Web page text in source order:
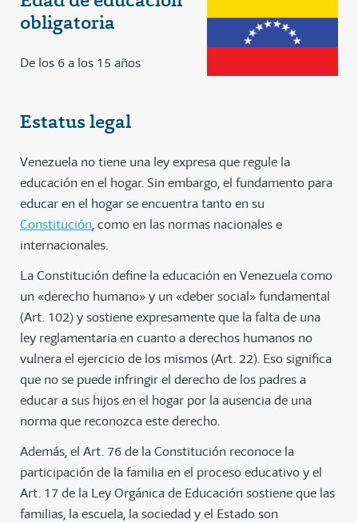
obligatoria
De los 6 a los 15 años
Estatus legal
Venezuela no tiene una ley expresa que regule la
educación en el hogar. Sin embargo, el fundamento para
educar en el hogar se encuentra tanto en su
Constitución, como en las normas nacionales e
internacionales.
La Constitución define la educación en Venezuela como
un «derecho humano»y un «deber social»fundamental
(Art. 102) y sostiene expresamente que la falta de una
ley reglamentaria en cuanto a derechos humanos no
vulnera el ejercicio de los mismos (Art. 22). Eso significa
que no se puede infringir el derecho de los padres a
educar a sus hijos en el hogar por la ausencia de una
norma que reconozca este derecho.
Además, el Art. 76 de la Constitución reconoce la
participación de la familia en el proceso educativo y el
Art. 17 de la Ley Orgánica de Educación sostiene que las
familias, la escuela, la sociedad y el Estado son